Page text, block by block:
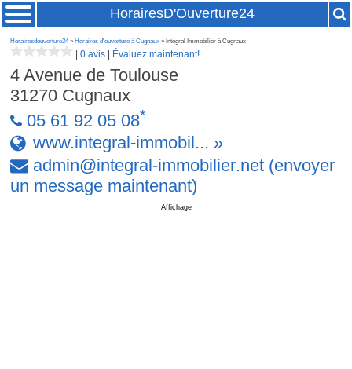
HorairesD'Ouverture24
Horairesdouverture24» Horaires d'ouverture à Cugnaux » Intégral Immobilier à Cugnaux
|0 avis Évaluez maintenant!
4 Avenue de Toulouse
31270 Cugnaux
05 61 92 05 08*
www.integral-immobil... »
admin@integral-immobilier.net (envoyer
un message maintenant)
Affichage